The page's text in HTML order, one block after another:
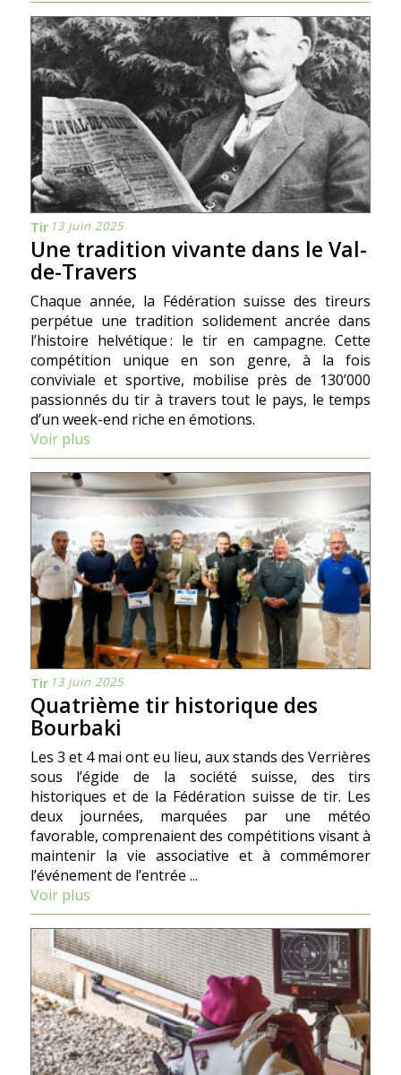
Tir 13 juin 2025
Une tradition vivante dans le Val-
de-Travers
Chaque année, la Fédération suisse des tireurs
perpétue une tradition solidement ancrée dans
l’histoire helvétique : le tir en campagne. Cette
compétition unique en son genre, à la fois
conviviale et sportive, mobilise près de 130’000
passionnés du tir à travers tout le pays, le temps
d’un week-end riche en émotions.
Voir plus
Tir 13 juin 2025
Quatrième tir historique des
Bourbaki
Les 3 et 4 mai ont eu lieu, aux stands des Verrières
sous l’égide de la société suisse, des tirs
historiques et de la Fédération suisse de tir. Les
deux journées, marquées par une météo
favorable, comprenaient des compétitions visant à
maintenir la vie associative et à commémorer
l’événement de l’entrée ...
Voir plus